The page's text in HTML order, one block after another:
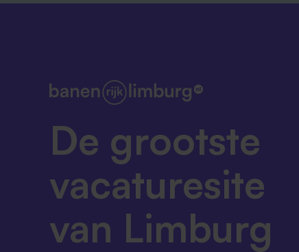
De grootste
vacaturesite
van Limburg